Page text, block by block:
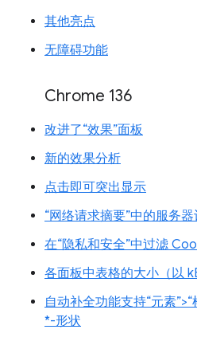
其他亮点
无障碍功能
Chrome 136
改进了“效果”面板
新的效果分析
点击即可突出显示
“网络请求摘要”中的服务
在“隐私和安全”中过滤
各面板中表格的大小（以
自动补全功能支持“元素
*-形状